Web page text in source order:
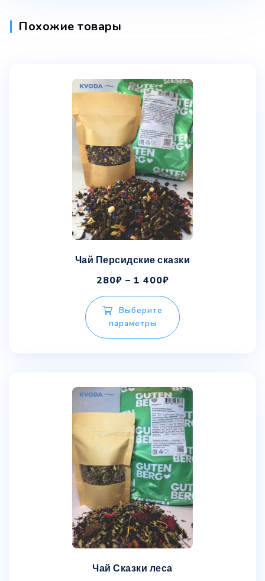
Похожие товары
Чай Персидские сказки
280₽ – 1 400₽
Выберите
параметры
Чай Сказки леса